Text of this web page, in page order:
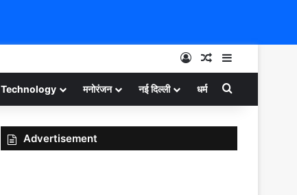
Log InRandom Article
Sidebar
Technology मनोरंजन नई दिल्ली धर्म Search for
Advertisement